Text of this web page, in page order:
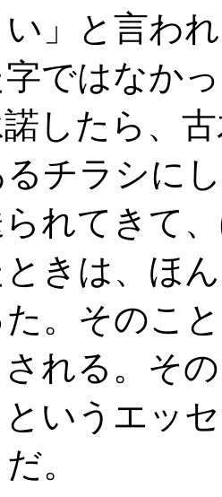
」と言わ
ではなか
したら、
チラシに
れてきて
きは、ほ
。そのこ
れる。そ
いうエッ
。